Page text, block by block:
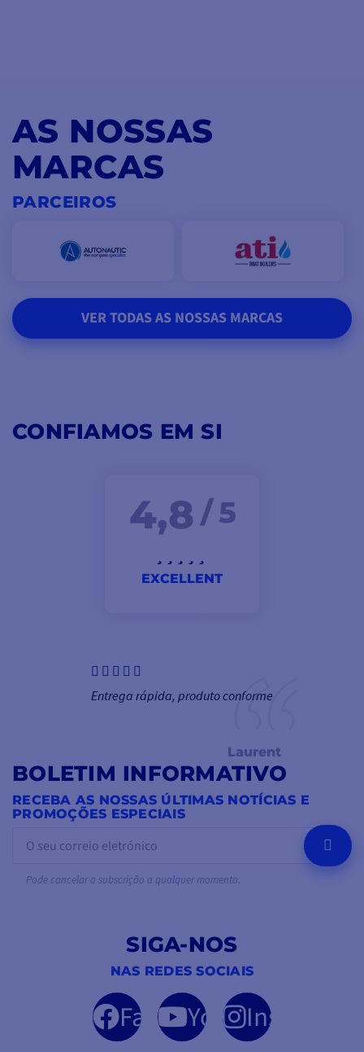
AS NOSSAS
MARCAS
PARCEIROS
VER TODAS AS NOSSAS MARCAS
CONFIAMOS EM SI
4,8 / 5
EXCELLENT
Entrega rápida, produto conforme
Laurent
BOLETIM INFORMATIVO
RECEBA AS NOSSAS ÚLTIMAS NOTÍCIAS E
PROMOÇÕES ESPECIAIS
OK
Pode cancelar a subscrição a qualquer momento.
SIGA-NOS
NAS REDES SOCIAIS
FacebookYouTubeInstagram